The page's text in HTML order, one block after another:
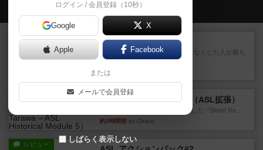
会員の新しい投稿
レビュー ラミィキューブ
数字の牌を出して1番早く手札をなくした人が勝ち
というシンプルだけど非常...
約2時間前
ブラッドリーフ：タラワ（ASL拡張）
1996年にHeat of Battle社が出版した『Blood Re...
約3時間前 by Chaco
レビュー
ログイン / 会員登録（10秒）
Google X
Apple Facebook
または
メールで会員登録
しばらく表示しない